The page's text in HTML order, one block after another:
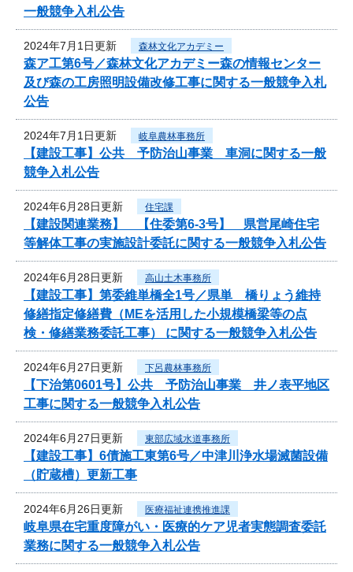
一般競争入札公告
2024年7月1日更新 森林文化アカデミー
森ア工第6号／森林文化アカデミー森の情報センター
及び森の工房照明設備改修工事に関する一般競争入札
公告
2024年7月1日更新 岐阜農林事務所
【建設工事】公共 予防治山事業 車洞に関する一般
競争入札公告
2024年6月28日更新 住宅課
【建設関連業務】 【住委第6-3号】 県営尾崎住宅
等解体工事の実施設計委託に関する一般競争入札公告
2024年6月28日更新 高山土木事務所
【建設工事】第委維単橋全1号／県単 橋りょう維持
修繕指定修繕費（MEを活用した小規模橋梁等の点
検・修繕業務委託工事） に関する一般競争入札公告
2024年6月27日更新 下呂農林事務所
【下治第0601号】公共 予防治山事業 井ノ表平地区
工事に関する一般競争入札公告
2024年6月27日更新 東部広域水道事務所
【建設工事】6債施工東第6号／中津川浄水場滅菌設備
（貯蔵槽）更新工事
2024年6月26日更新 医療福祉連携推進課
岐阜県在宅重度障がい・医療的ケア児者実態調査委託
業務に関する一般競争入札公告